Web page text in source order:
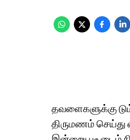
தவளைகளுக்கு
திருமணம்